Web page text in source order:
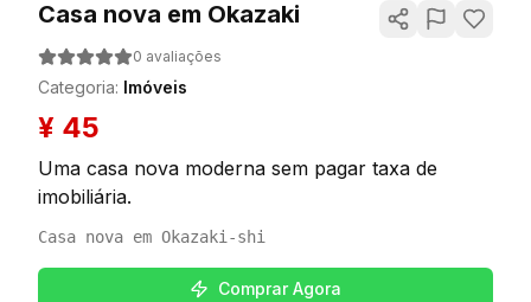
Casa nova em Okazaki
0 avaliações
Categoria: Imóveis
¥ 45
Uma casa nova moderna sem pagar taxa de
imobiliária.
Casa nova em Okazaki-shi
Comprar Agora